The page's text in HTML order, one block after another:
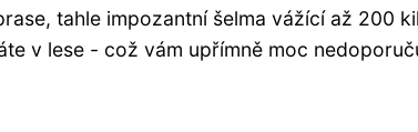
tahle impozantní šelma vážící až 200
v lese - což vám upřímně moc